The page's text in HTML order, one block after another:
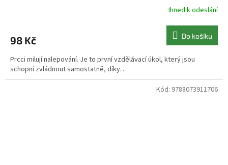
Ihned k odeslání
98 Kč Do košíku
Prcci milují nalepování. Je to první vzdělávací úkol, který jsou
schopni zvládnout samostatně, díky…
Kód: 9788073911706